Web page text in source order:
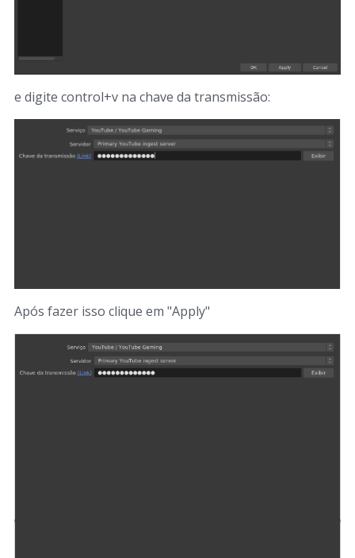
e digite control+v na chave da transmissão:
Após fazer isso clique em "Apply"